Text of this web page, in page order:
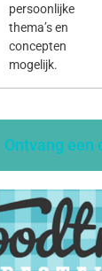
persoonlijke
thema’s en
concepten
mogelijk.
Ontvang een